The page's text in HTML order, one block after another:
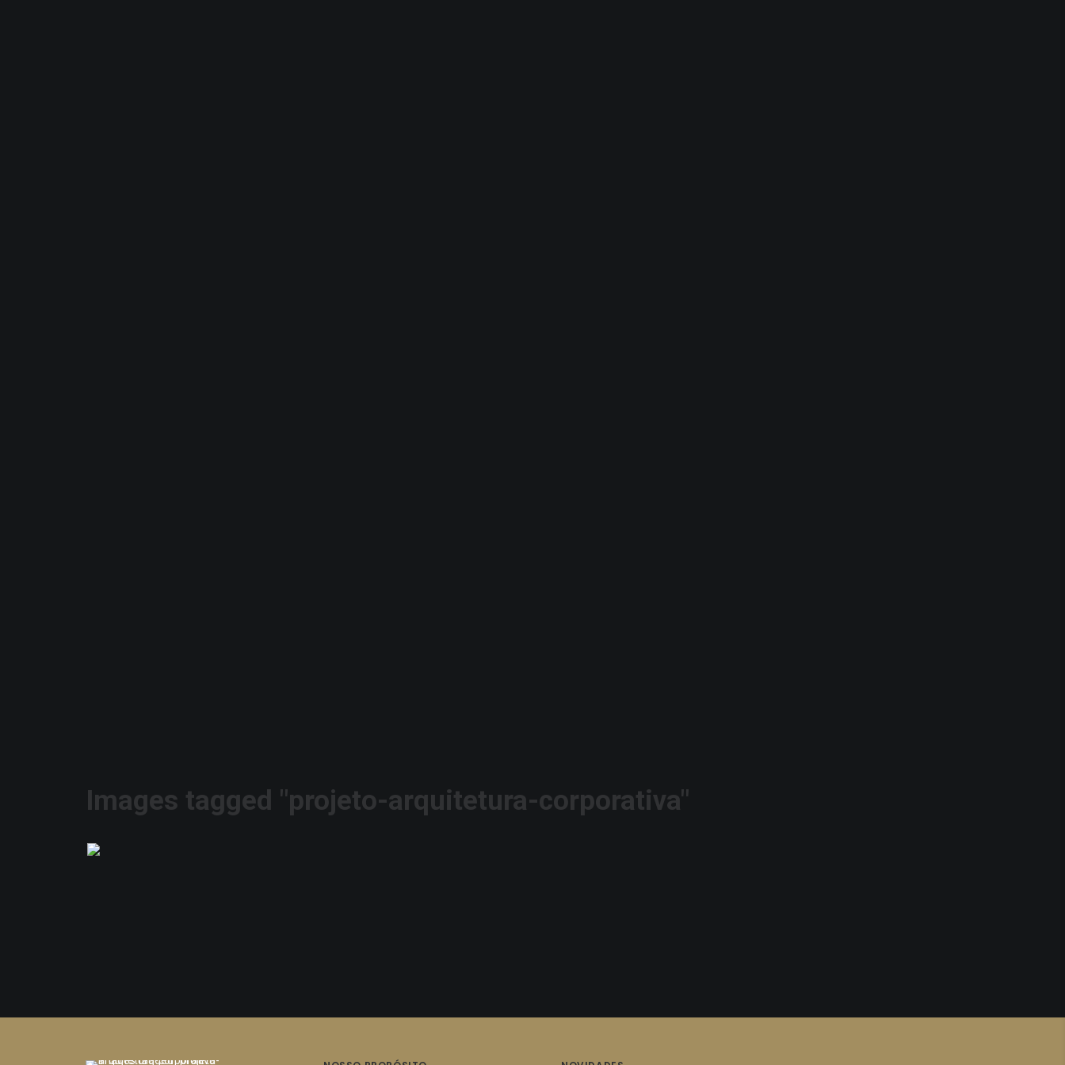
Images tagged "projeto-arquitetura-corporativa"